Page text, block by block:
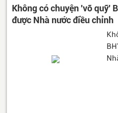
Không có chuyện 'vỡ quỹ'
được Nhà nước điều chỉnh